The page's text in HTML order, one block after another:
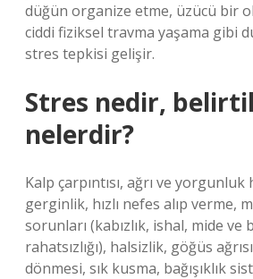
düğün organize etme, üzücü bir
ciddi fiziksel travma yaşama gibi
stres tepkisi gelişir.
Stres nedir,
nelerdir?
Kalp çarpıntısı, ağrı ve
gerginlik, hızlı nefes alıp verme,
sorunları (kabızlık, ishal, mide ve
rahatsızlığı), halsizlik, göğüs
dönmesi, sık kusma, bağışıklık